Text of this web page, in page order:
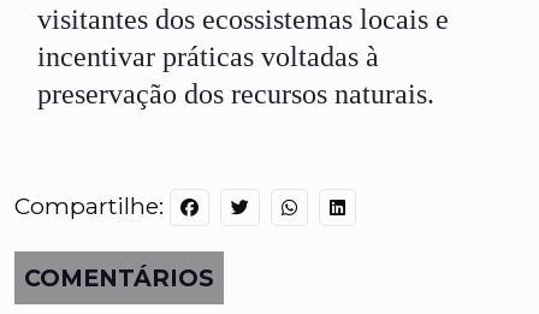
visitantes dos ecossistemas locais e
incentivar práticas voltadas à
preservação dos recursos naturais.
Compartilhe:
COMENTÁRIOS